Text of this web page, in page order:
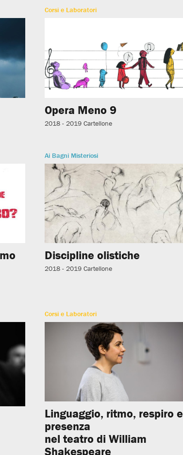
Corsi e Laboratori
Opera Meno 9
2018 - 2019 Cartellone
Ai Bagni Misteriosi
Discipline olistiche
2018 - 2019 Cartellone
Corsi e Laboratori
Linguaggio, ritmo, respiro e
presenza
nel teatro di William
Shakespeare